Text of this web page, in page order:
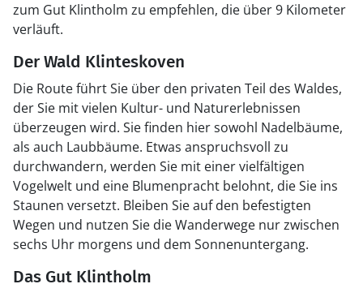
zum Gut Klintholm zu empfehlen, die über 9 Kilometer
verläuft.
Der Wald Klinteskoven
Die Route führt Sie über den privaten Teil des Waldes,
der Sie mit vielen Kultur- und Naturerlebnissen
überzeugen wird. Sie finden hier sowohl Nadelbäume,
als auch Laubbäume. Etwas anspruchsvoll zu
durchwandern, werden Sie mit einer vielfältigen
Vogelwelt und eine Blumenpracht belohnt, die Sie ins
Staunen versetzt. Bleiben Sie auf den befestigten
Wegen und nutzen Sie die Wanderwege nur zwischen
sechs Uhr morgens und dem Sonnenuntergang.
Das Gut Klintholm